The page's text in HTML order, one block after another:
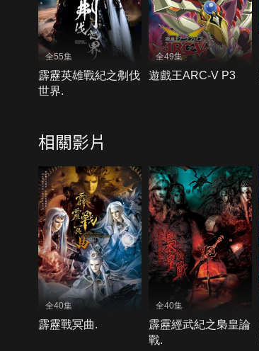
全55集
霹靂英雄戰紀之刜伐
世界.
全49集
遊戲王ARC-V P3
相關影片
全40集
霹靂戰冥曲.
全40集
霹靂經武紀之梟皇論
戰.